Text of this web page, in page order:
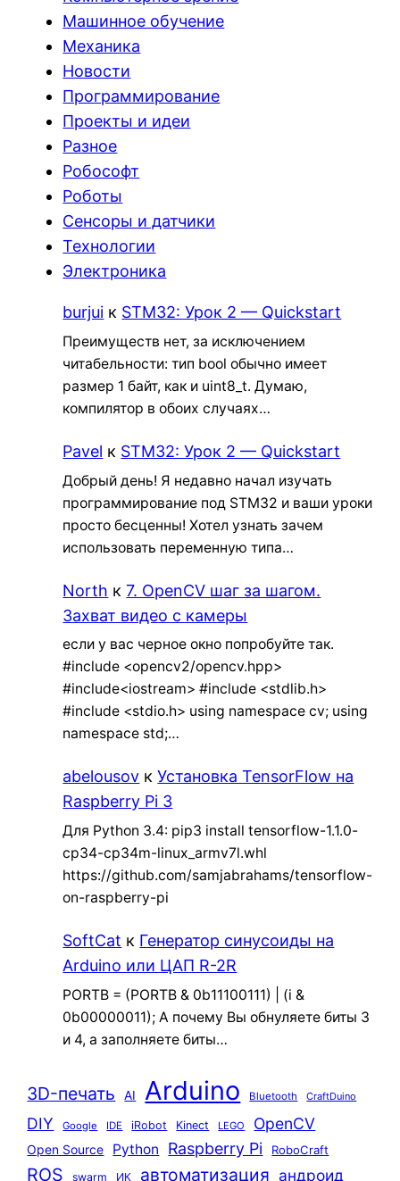
Машинное обучение
Механика
Новости
Программирование
Проекты и идеи
Разное
Робософт
Роботы
Сенсоры и датчики
Технологии
Электроника
burjui к STM32: Урок 2 — Quickstart
Преимуществ нет, за исключением
читабельности: тип bool обычно имеет
размер 1 байт, как и uint8_t. Думаю,
компилятор в обоих случаях…
Pavel к STM32: Урок 2 — Quickstart
Добрый день! Я недавно начал изучать
программирование под STM32 и ваши уроки
просто бесценны! Хотел узнать зачем
использовать переменную типа…
North к7. OpenCV шаг за шагом.
Захват видео с камеры
если у вас черное окно попробуйте так.
#include <opencv2/opencv.hpp>
#include<iostream> #include <stdlib.h>
#include <stdio.h> using namespace cv; using
namespace std;…
abelousov кУстановка TensorFlow на
Raspberry Pi 3
Для Python 3.4: pip3 install tensorflow-1.1.0-
cp34-cp34m-linux_armv7l.whl
https://github.com/samjabrahams/tensorflow-
on-raspberry-pi
SoftCat к Генератор синусоиды на
Arduino или ЦАП R-2R
PORTB = (PORTB & 0b11100111) | (i &
0b00000011); А почему Вы обнуляете биты 3
и 4, а заполняете биты…
3D-печать AI Arduino Bluetooth CraftDuino
DIY Google IDE iRobot Kinect LEGO OpenCV
Open Source Python Raspberry Pi RoboCraft
ROS swarm ИК автоматизация андроид